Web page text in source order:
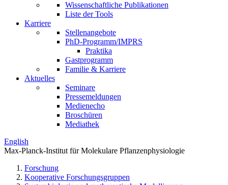
Wissenschaftliche Publikationen
Liste der Tools
Karriere
Stellenangebote
PhD-Programm/IMPRS
Praktika
Gastprogramm
Familie & Karriere
Aktuelles
Seminare
Pressemeldungen
Medienecho
Broschüren
Mediathek
English
Max-Planck-Institut für Molekulare Pflanzenphysiologie
Forschung
Kooperative Forschungsgruppen